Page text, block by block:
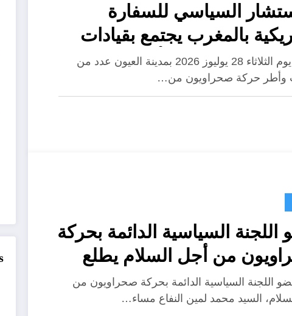
السياسي للسفارة
بالمغرب يجتمع بقيادات
صحراويون من أجل السلام
العيون
اجتمع يوم الثلاثاء 28 يوليوز 2026 بمدينة العيون عدد من
وأطر حركة صحراويون من…
السياسية الدائمة بحركة
من أجل السلام يطلع
اللجان ومنسقي الحركة
على مخرجات لقاءات
اللجنة السياسية الدائمة بحركة صحراويون من
السيد محمد لمين النفاع مساء…